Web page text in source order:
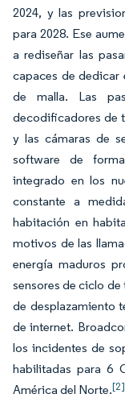
2024, y las
para 2028. Ese
a rediseñar las
capaces de dedicar
de malla. Las
decodificadores de
y las cámaras de
software de
integrado en los
constante a
habitación en
motivos de las
energía maduros
sensores de ciclo
de desplazamiento
de internet.
los incidentes de
habilitadas para 6
América del Norte.[2]